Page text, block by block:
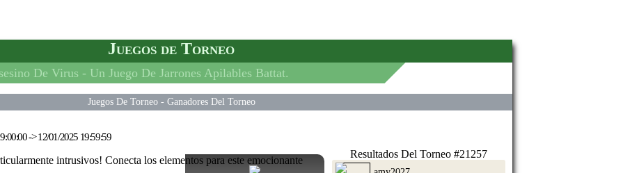
Juegos de Torneo
De Virus - Un Juego De Jarrones Apilables Battat.
Juegos De Torneo- Ganadores Del Torneo
->12/01/2025 19:59:59
Resultados Del Torneo #21257